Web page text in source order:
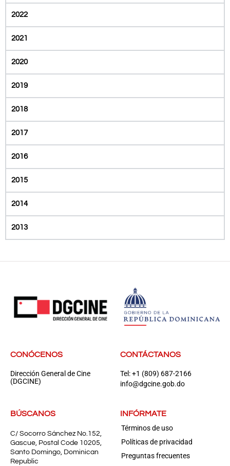
2022
2021
2020
2019
2018
2017
2016
2015
2014
2013
CONÓCENOS
Dirección General de Cine
(DGCINE)
CONTÁCTANOS
Tel: +1 (809) 687-2166
info@dgcine.gob.do
BÚSCANOS
C/ Socorro Sánchez No.152,
Gascue, Postal Code 10205,
Santo Domingo, Dominican
Republic
INFÓRMATE
Términos de uso
Políticas de privacidad
Preguntas frecuentes